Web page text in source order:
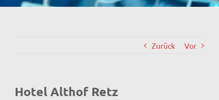
Zurück Vor
Hotel Althof Retz